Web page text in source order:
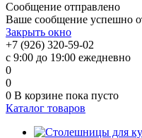
Сообщение отправлено
Ваше сообщение успешно
Закрыть окно
+7 (926) 320-59-02
с 9:00 до 19:00 ежедневно
0
0
0 В корзине пока пусто
Каталог товаров